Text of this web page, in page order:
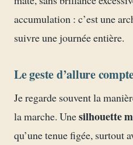
accumulation : c’est une
suivre une journée entière.
Le geste d’allure
Je regarde souvent la
la marche. Unesilhouette
qu’une tenue figée, surtout